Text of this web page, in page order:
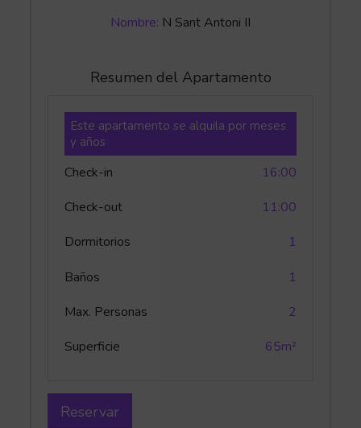
Nombre: N Sant Antoni II
Resumen del Apartamento
Este apartamento se alquila por meses
y años
Check-in
16:00
Check-out
11:00
Dormitorios
1
Baños
1
Max. Personas
2
Superficie
65m²
Reservar